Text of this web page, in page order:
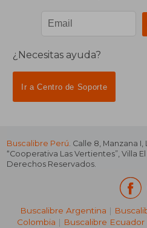
¿Necesitas ayuda?
Ir a Centro de Soporte
Buscalibre Perú. Calle 8, Manzana I,
“Cooperativa Las Vertientes”, Villa
Derechos Reservados.
Buscalibre Argentina |
Colombia | Buscalibre Ecuador